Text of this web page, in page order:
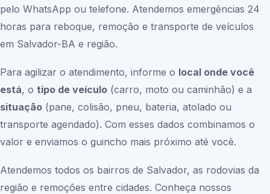
pelo WhatsApp ou telefone. Atendemos emergências 24
horas para reboque, remoção e transporte de veículos
em Salvador-BA e região.
Para agilizar o atendimento, informe o local onde você
está, o tipo de veículo (carro, moto ou caminhão) e a
situação (pane, colisão, pneu, bateria, atolado ou
transporte agendado). Com esses dados combinamos o
valor e enviamos o guincho mais próximo até você.
Atendemos todos os bairros de Salvador, as rodovias da
região e remoções entre cidades. Conheça nossos